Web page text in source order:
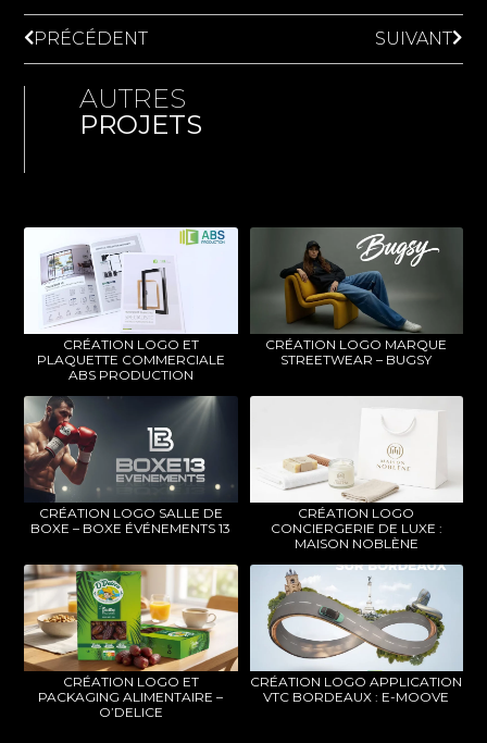
PRÉCÉDENT SUIVANT
AUTRES
PROJETS
CRÉATION LOGO ET
PLAQUETTE COMMERCIALE
ABS PRODUCTION
CRÉATION LOGO MARQUE
STREETWEAR – BUGSY
CRÉATION LOGO SALLE DE
BOXE – BOXE ÉVÉNEMENTS 13
CRÉATION LOGO
CONCIERGERIE DE LUXE :
MAISON NOBLÈNE
CRÉATION LOGO ET
PACKAGING ALIMENTAIRE –
O’DELICE
CRÉATION LOGO APPLICATION
VTC BORDEAUX : E-MOOVE